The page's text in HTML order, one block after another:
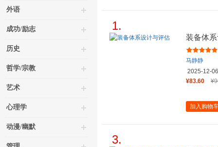
外语
成功/励志
历史
哲学/宗教
艺术
心理学
动漫/幽默
1.
装备体
马静静
2025-12-06
¥83.60
加入购物
3.